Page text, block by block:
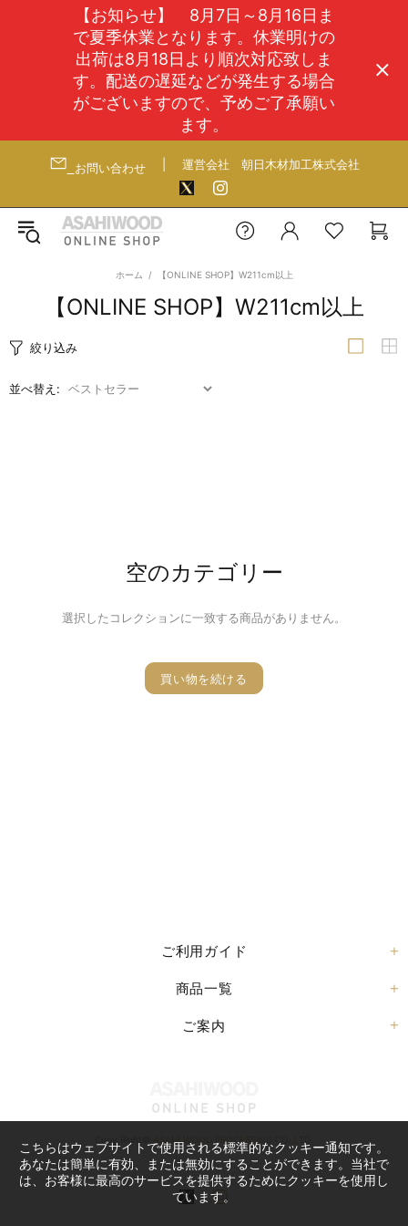
【お知らせ】 8月7日～8月16日ま
で夏季休業となります。休業明けの
出荷は8月18日より順次対応致しま
す。配送の遅延などが発生する場合
がございますので、予めご了承願い
ます。
お問い合わせ 運営会社 朝日木材加工株式会社
ホーム 【ONLINE SHOP】W211cm以上
【ONLINE SHOP】W211cm以上
絞り込み
並べ替え:
空のカテゴリー
選択したコレクションに一致する商品がありません。
買い物を続ける
ご利用ガイド
商品一覧
ご案内
Copy Right© ASAHI WOOD PROCESSING CO.,LTD.
こちらはウェブサイトで使用される標準的なクッキー通知です。
あなたは簡単に有効、または無効にすることができます。当社で
は、お客様に最高のサービスを提供するためにクッキーを使用し
ています。